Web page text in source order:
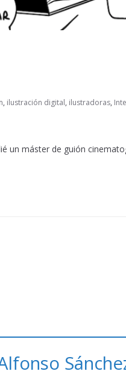
, ilustración digital, ilustradoras,
un máster de guión